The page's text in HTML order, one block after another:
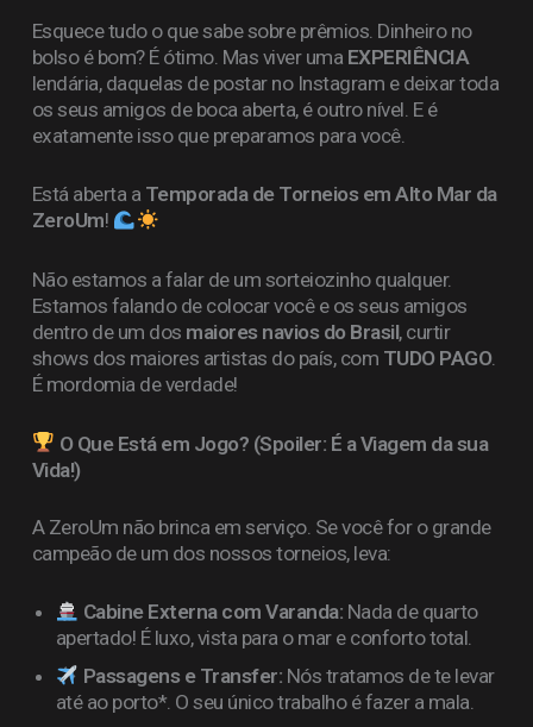
Esquece tudo o que sabe sobre prêmios. Dinheiro no
bolso é bom? É ótimo. Mas viver uma EXPERIÊNCIA
lendária, daquelas de postar no Instagram e deixar toda
os seus amigos de boca aberta, é outro nível. E é
exatamente isso que preparamos para você.
Está aberta a Temporada de Torneios em Alto Mar da
ZeroUm!
Não estamos a falar de um sorteiozinho qualquer.
Estamos falando de colocar você e os seus amigos
dentro de um dos maiores navios do Brasil, curtir
shows dos maiores artistas do país, com TUDO PAGO.
É mordomia de verdade!
O Que Está em Jogo? (Spoiler: É a Viagem da sua
Vida!)
A ZeroUm não brinca em serviço. Se você for o grande
campeão de um dos nossos torneios, leva:
Cabine Externa com Varanda: Nada de quarto
apertado! É luxo, vista para o mar e conforto total.
Passagens e Transfer: Nós tratamos de te levar
até ao porto*. O seu único trabalho é fazer a mala.